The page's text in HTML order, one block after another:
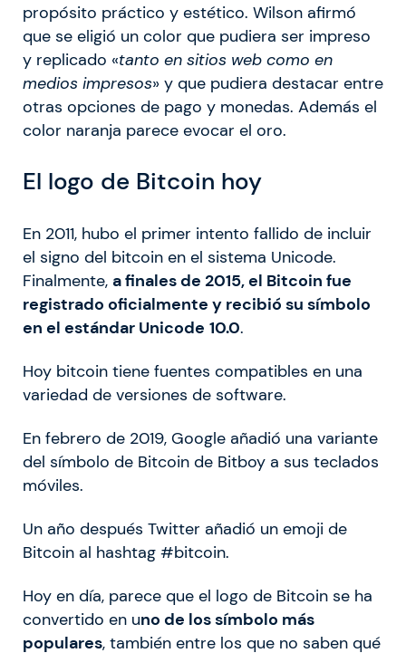
propósito práctico y estético. Wilson afirmó
que se eligió un color que pudiera ser impreso
y replicado «tanto en sitios web como en
medios impresos» y que pudiera destacar entre
otras opciones de pago y monedas. Además el
color naranja parece evocar el oro.
El logo de Bitcoin hoy
En 2011, hubo el primer intento fallido de incluir
el signo del bitcoin en el sistema Unicode.
Finalmente, a finales de 2015, el Bitcoin fue
registrado oficialmente y recibió su símbolo
en el estándar Unicode 10.0.
Hoy bitcoin tiene fuentes compatibles en una
variedad de versiones de software.
En febrero de 2019, Google añadió una variante
del símbolo de Bitcoin de Bitboy a sus teclados
móviles.
Un año después Twitter añadió un emoji de
Bitcoin al hashtag #bitcoin.
Hoy en día, parece que el logo de Bitcoin se ha
convertido en uno de los símbolo más
populares, también entre los que no saben qué